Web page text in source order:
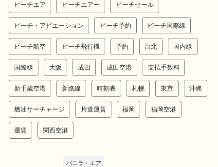
ピーチエア ピーチエアー ピーチセール
ピーチ・アビエーション ピーチ予約 ピーチ国際線
ピーチ航空 ピーチ飛行機 予約 台北 国内線
国際線 大阪 成田 成田空港 支払手数料
新千歳空港 新路線 時刻表 札幌 東京 沖縄
燃油サーチャージ 片道運賃 福岡 福岡空港
運賃 関西空港
バニラ・エア